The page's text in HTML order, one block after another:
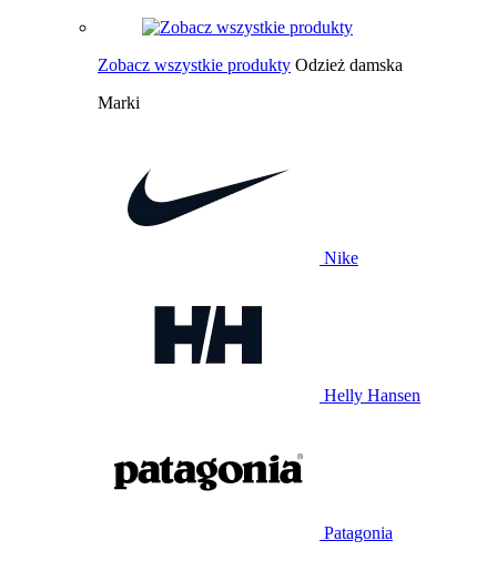
Zobacz wszystkie produkty Odzież damska
Marki
Nike
Helly Hansen
Patagonia